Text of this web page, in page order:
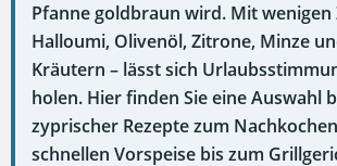
Pfanne goldbraun wird. Mit wenigen
Halloumi, Olivenöl, Zitrone, Minze
Kräutern – lässt sich
holen. Hier finden Sie eine Auswahl
zyprischer Rezepte zum
schnellen Vorspeise bis zum